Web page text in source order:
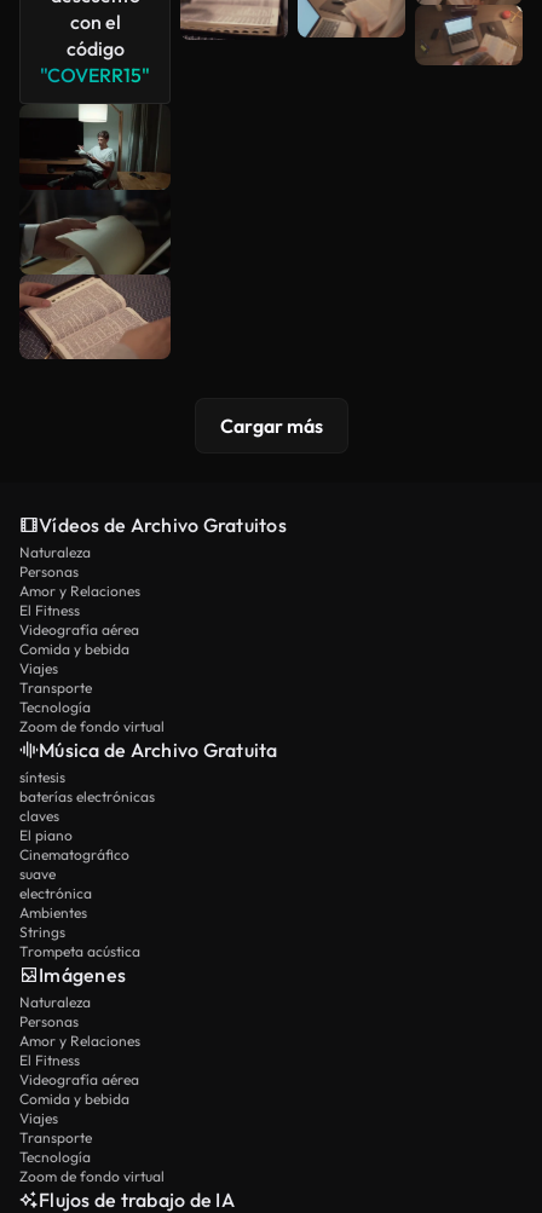
con el
código
"COVERR15"
Cargar más
Vídeos de Archivo Gratuitos
Naturaleza
Personas
Amor y Relaciones
El Fitness
Videografía aérea
Comida y bebida
Viajes
Transporte
Tecnología
Zoom de fondo virtual
Música de Archivo Gratuita
síntesis
baterías electrónicas
claves
El piano
Cinematográfico
suave
electrónica
Ambientes
Strings
Trompeta acústica
Imágenes
Naturaleza
Personas
Amor y Relaciones
El Fitness
Videografía aérea
Comida y bebida
Viajes
Transporte
Tecnología
Zoom de fondo virtual
Flujos de trabajo de IA